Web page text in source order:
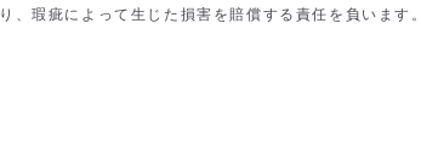
り、瑕疵によって生じた損害を賠償する責任を負います。